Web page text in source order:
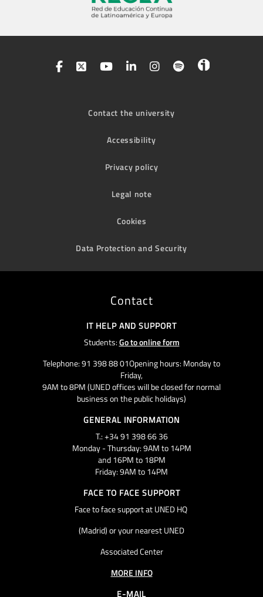
Contact the university
Accessibility
Privacy policy
Legal note
Cookies
Data Protection and Security
Contact
IT HELP AND SUPPORT
Students:Go to online form
Telephone: 91 398 88 01Opening hours: Monday to
Friday,
9AM to 8PM (UNED offices will be closed for normal
business on the public holidays)
GENERAL INFORMATION
T.: +34 91 398 66 36
Monday - Thursday: 9AM to 14PM
and 16PM to 18PM
Friday: 9AM to 14PM
FACE TO FACE SUPPORT
Face to face support at UNED HQ
(Madrid) or your nearest UNED
Associated Center
MORE INFO
E-MAIL